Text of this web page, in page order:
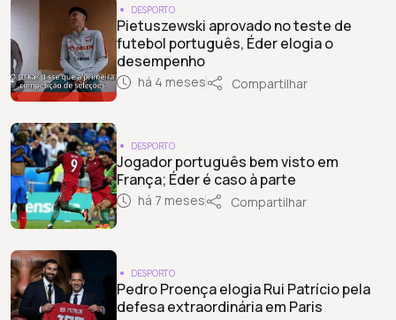
DESPORTO
Pietuszewski aprovado no teste de
futebol português, Éder elogia o
desempenho
há 4 meses Compartilhar
DESPORTO
Jogador português bem visto em
França; Éder é caso à parte
há 7 meses Compartilhar
DESPORTO
Pedro Proença elogia Rui Patrício pela
defesa extraordinária em Paris